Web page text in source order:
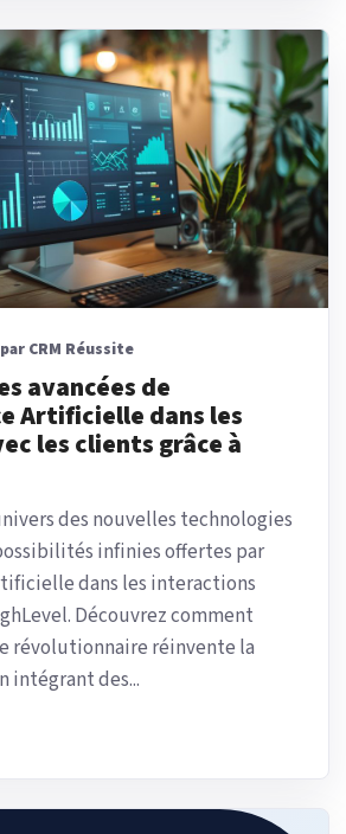
CRM Réussite
avancées de
Artificielle dans les
les clients grâce à
des nouvelles technologies
infinies offertes par
dans les interactions
Découvrez comment
révolutionnaire réinvente la
intégrant des...